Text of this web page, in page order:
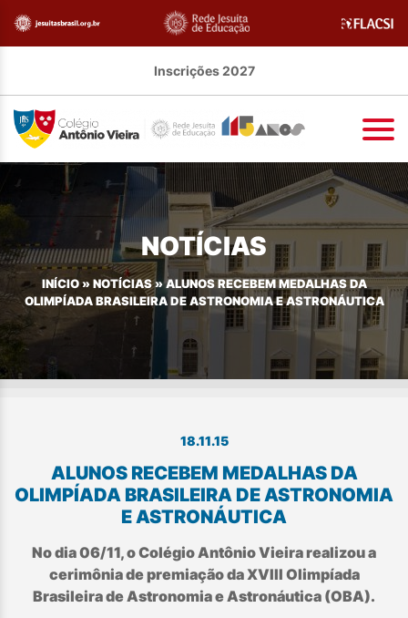
Inscrições 2027
NOTÍCIAS
INÍCIO» NOTÍCIAS»ALUNOS RECEBEM MEDALHAS DA
OLIMPÍADA BRASILEIRA DE ASTRONOMIA E ASTRONÁUTICA
18.11.15
ALUNOS RECEBEM MEDALHAS DA
OLIMPÍADA BRASILEIRA DE ASTRONOMIA
E ASTRONÁUTICA
No dia 06/11, o Colégio Antônio Vieira realizou a
cerimônia de premiação da XVIII Olimpíada
Brasileira de Astronomia e Astronáutica (OBA).